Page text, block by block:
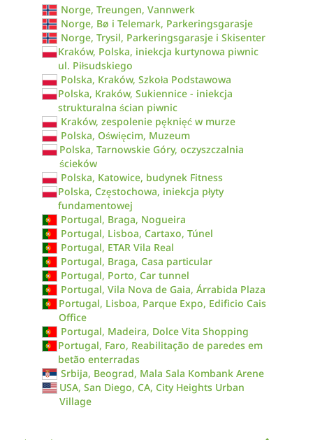
Norge, Treungen, Vannwerk
Norge, Bø i Telemark, Parkeringsgarasje
Norge, Trysil, Parkeringsgarasje i Skisenter
Kraków, Polska, iniekcja kurtynowa piwnic
ul. Piłsudskiego
Polska, Kraków, Szkoła Podstawowa
Polska, Kraków, Sukiennice - iniekcja
strukturalna ścian piwnic
Kraków, zespolenie pęknięć w murze
Polska, Oświęcim, Muzeum
Polska, Tarnowskie Góry, oczyszczalnia
ścieków
Polska, Katowice, budynek Fitness
Polska, Częstochowa, iniekcja płyty
fundamentowej
Portugal, Braga, Nogueira
Portugal, Lisboa, Cartaxo, Túnel
Portugal, ETAR Vila Real
Portugal, Braga, Casa particular
Portugal, Porto, Car tunnel
Portugal, Vila Nova de Gaia, Árrabida Plaza
Portugal, Lisboa, Parque Expo, Edificio Cais
Office
Portugal, Madeira, Dolce Vita Shopping
Portugal, Faro, Reabilitação de paredes em
betão enterradas
Srbija, Beograd, Mala Sala Kombank Arene
USA, San Diego, CA, City Heights Urban
Village